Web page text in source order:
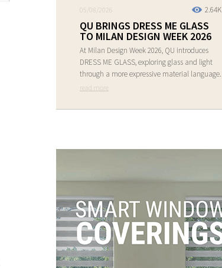
2.64K
05/08/2026
QU BRINGS DRESS ME GLASS
TO MILAN DESIGN WEEK 2026
At Milan Design Week 2026, QU introduces
DRESS ME GLASS, exploring glass and light
through a more expressive material language.
read more